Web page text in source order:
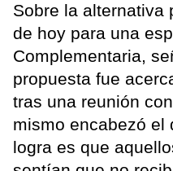
Sobre la alternativa
de hoy para una
Complementaria,
propuesta fue
tras una reunión
mismo encabezó el
logra es que